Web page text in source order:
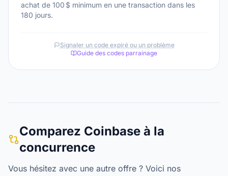
achat de 100 $ minimum en une transaction dans les
180 jours.
Signaler un code expiré ou un problème
Guide des codes parrainage
Comparez Coinbase à la
concurrence
Vous hésitez avec une autre offre ? Voici nos